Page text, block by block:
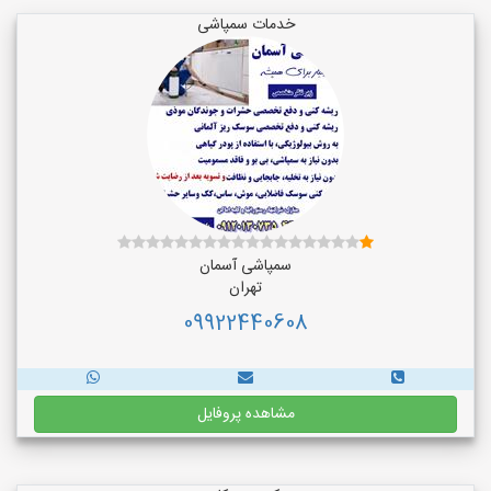
خدمات سمپاشی
سمپاشی آسمان
تهران
09922440608
مشاهده پروفایل